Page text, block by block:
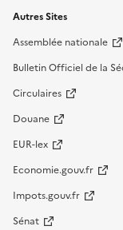
Autres Sites
Assemblée nationale
Bulletin Officiel de la
Circulaires
Douane
EUR-lex
Economie.gouv.fr
Impots.gouv.fr
Sénat